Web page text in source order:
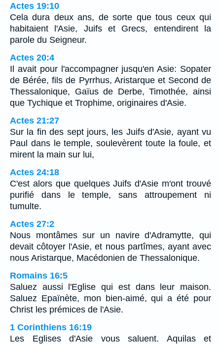
Actes 19:10
Cela dura deux ans, de sorte que tous ceux qui
habitaient l'Asie, Juifs et Grecs, entendirent la
parole du Seigneur.
Actes 20:4
Il avait pour l'accompagner jusqu'en Asie: Sopater
de Bérée, fils de Pyrrhus, Aristarque et Second de
Thessalonique, Gaïus de Derbe, Timothée, ainsi
que Tychique et Trophime, originaires d'Asie.
Actes 21:27
Sur la fin des sept jours, les Juifs d'Asie, ayant vu
Paul dans le temple, soulevèrent toute la foule, et
mirent la main sur lui,
Actes 24:18
C'est alors que quelques Juifs d'Asie m'ont trouvé
purifié dans le temple, sans attroupement ni
tumulte.
Actes 27:2
Nous montâmes sur un navire d'Adramytte, qui
devait côtoyer l'Asie, et nous partîmes, ayant avec
nous Aristarque, Macédonien de Thessalonique.
Romains 16:5
Saluez aussi l'Eglise qui est dans leur maison.
Saluez Epaïnète, mon bien-aimé, qui a été pour
Christ les prémices de l'Asie.
1 Corinthiens 16:19
Les Eglises d'Asie vous saluent. Aquilas et